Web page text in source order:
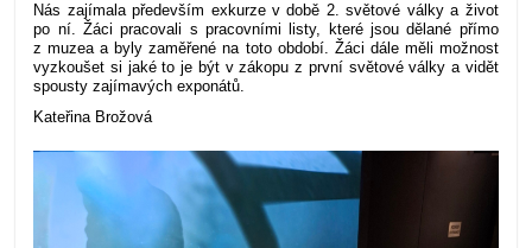
Nás zajímala především exkurze v době 2. světové války a život
po ní. Žáci pracovali s pracovními listy, které jsou dělané přímo
z muzea a byly zaměřené na toto období. Žáci dále měli možnost
vyzkoušet si jaké to je být v zákopu z první světové války a vidět
spousty zajímavých exponátů.
Kateřina Brožová